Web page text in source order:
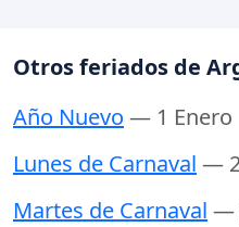
Otros feriados de
Año Nuevo — 1 Enero
Lunes de Carnaval —
Martes de Carnaval —